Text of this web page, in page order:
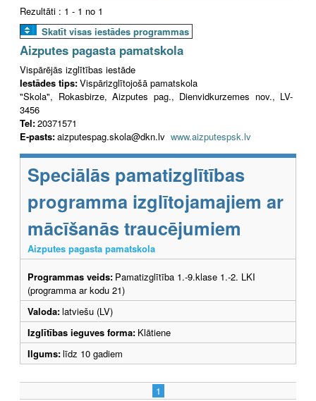
Rezultāti : 1 - 1 no 1
Skatīt visas iestādes programmas
Aizputes pagasta pamatskola
Vispārējās izglītības iestāde
Iestādes tips:Vispārizglītojošā pamatskola
"Skola", Rokasbirze, Aizputes pag., Dienvidkurzemes nov., LV-
3456
Tel:20371571
E-pasts:aizputespag.skola@dkn.lv www.aizputespsk.lv
Speciālās pamatizglītības
programma izglītojamajiem ar
mācīšanās traucējumiem
Aizputes pagasta pamatskola
Programmas veids: Pamatizglītība 1.-9.klase 1.-2. LKI
(programma ar kodu 21)
Valoda:latviešu (LV)
Izglītības ieguves forma: Klātiene
Ilgums:līdz 10 gadiem
1